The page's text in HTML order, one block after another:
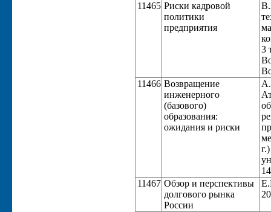
11465 Риски кадровой
политики
предприятия
3
11466 Возвращение
инженерного
(базового)
образования:
ожидания и риски
11467 Обзор и перспективы
долгового рынка
России